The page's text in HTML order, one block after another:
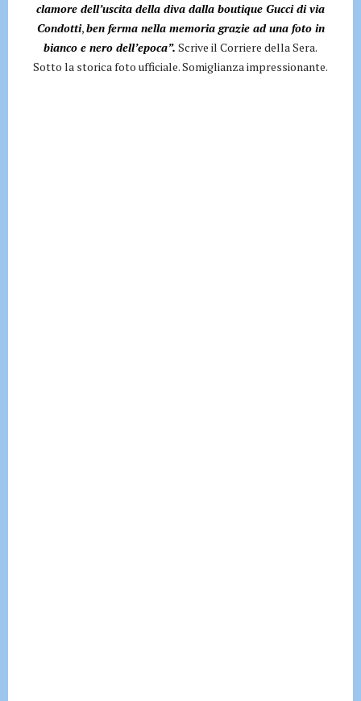
clamore dell’uscita della diva dalla boutique Gucci di via
Condotti,ben ferma nella memoria grazie ad una foto in
bianco e nero dell’epoca”. Scrive il Corriere della Sera.
Sotto la storica foto ufficiale. Somiglianza impressionante.